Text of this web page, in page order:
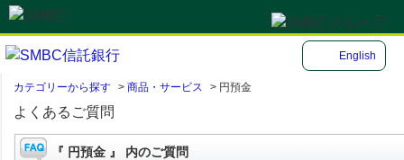
English
カテゴリーから探す > 商品・サービス > 円預金
よくあるご質問
『 円預金 』 内のご質問